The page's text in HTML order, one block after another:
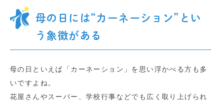
母の日には“カーネーション”とい
う象徴がある
母の日といえば「カーネーション」を思い浮かべる方も多
いですよね。
花屋さんやスーパー、学校行事などでも広く取り上げられ